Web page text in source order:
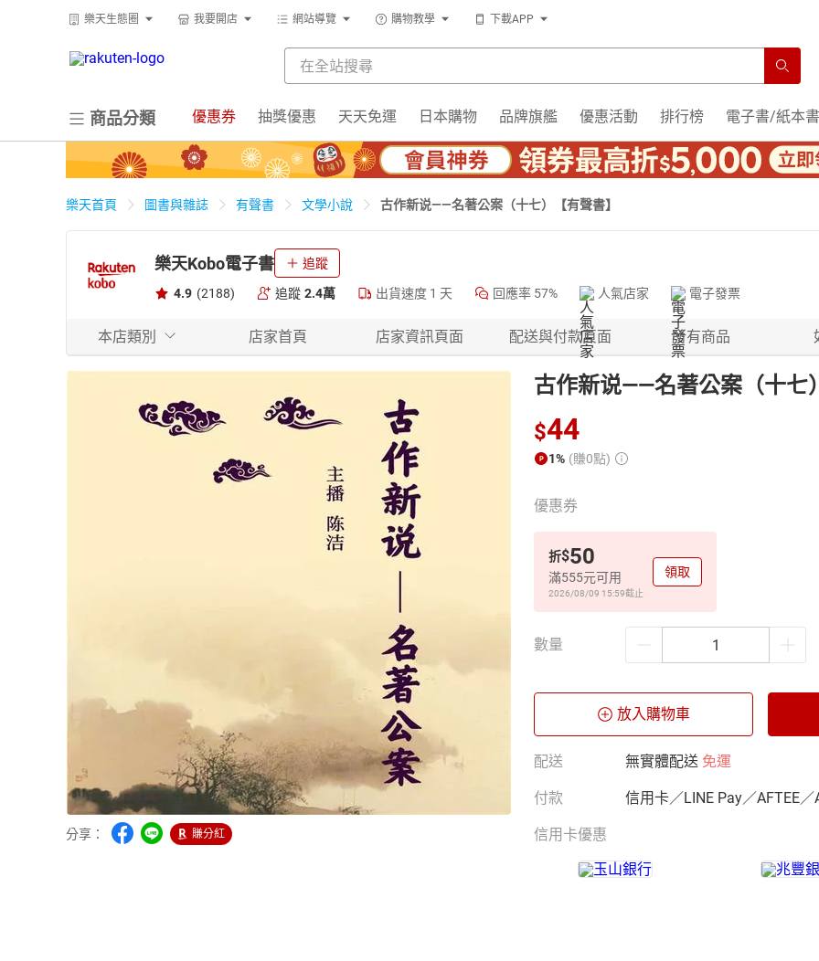
樂天生態圈 我要開店 網站導覽 購物教學 下載APP
商品分類 優惠券 抽獎優惠 天天免運 日本購物 品牌旗艦 優惠活動 排行榜 電子書/紙本書
樂天首頁 圖書與雜誌 有聲書 文學小說 古作新说——名著公案（十七）【有聲書】
樂天Kobo電子書 追蹤
4.9 (2188) 追蹤 2.4萬 出貨速度 1 天 回應率 57% 人氣店家 電子發票
本店類別 店家首頁 店家資訊頁面 配送與付款頁面 所有商品
分享： 賺分紅
古作新说——名著公案（十七
$44
1% (賺0點)
優惠券
折$50
滿555元可用
2026/08/09 15:59截止
領取
數量
放入購物車
配送 無實體配送 免運
付款 信用卡／LINE Pay／AFTEE／
信用卡優惠